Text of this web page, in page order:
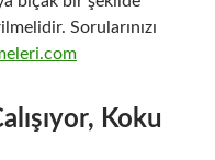
Sorularınızı
Koku